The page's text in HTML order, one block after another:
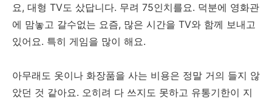
요, 대형 TV도 샀답니다. 무려 75인치를요. 덕분에 영화관
에 맘놓고 갈수없는 요즘, 많은 시간을 TV와 함께 보내고
있어요. 특히 게임을 많이 해요.
아무래도 옷이나 화장품을 사는 비용은 정말 거의 들지 않
았던 것 같아요. 오히려 다 쓰지도 못하고 유통기한이 지